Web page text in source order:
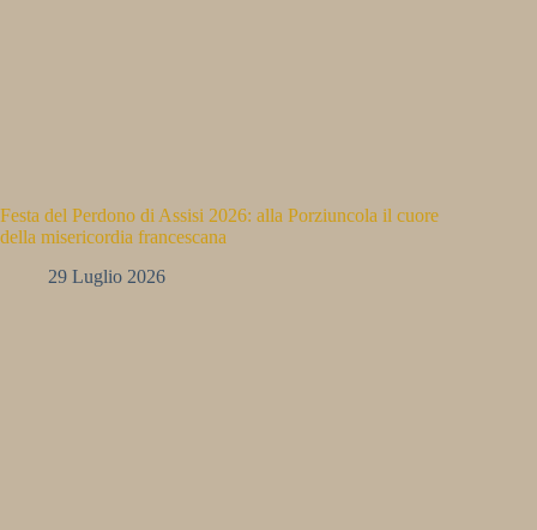
Festa del Perdono di Assisi 2026: alla Porziuncola il cuore
della misericordia francescana
29 Luglio 2026